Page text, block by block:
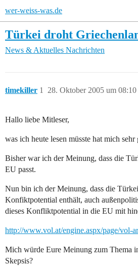
wer-weiss-was.de
Türkei droht
News & Aktuelles Nachrichten
timekiller 28. Oktober 2005 um 08:10
1
Hallo liebe Mitleser,
was ich heute lesen müsste hat mich sehr
Bisher war ich der Meinung, dass die
EU passt.
Nun bin ich der Meinung, dass die
Konfiktpotential enthält, auch
dieses Konfliktpotential in die EU mit
http://www.vol.at/engine.aspx/page/vol-
Mich würde Eure Meinung zum Thema
Skepsis?